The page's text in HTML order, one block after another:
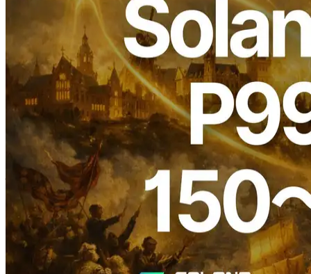
ELSOUL LABO B.V.（本社：オランダ・アムステルダム、代
表取締役 CEO：川崎文武）および Validators DAO が運営す
る ERPC は、Solana 専有 Shreds 全プランにおいて、研究開
発成果にもとづくパフォーマンスブーストを全リージョンに
適用したことをお知らせいたします。
本アップデートにより、P99 レイテンシで 150〜200ms の改
善が観測されています。価格は据え置きのまま、製品リ
ニューアルとしてお届けいたします。
パフォーマンスブーストの概要
省電力・パフォーマンスセーブ機能の徹底排除
今回のパフォーマンスブーストは、省電力およびパフォーマ
ンスセーブに関わるすべての機能を徹底的に排除するという
設計思想にもとづいています。